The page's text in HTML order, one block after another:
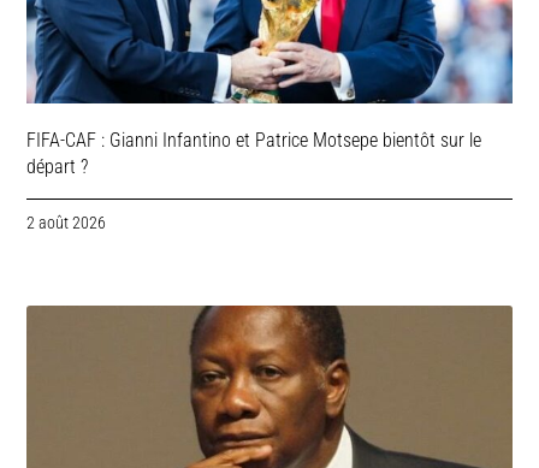
FIFA-CAF : Gianni Infantino et Patrice Motsepe bientôt sur le
départ ?
2 août 2026